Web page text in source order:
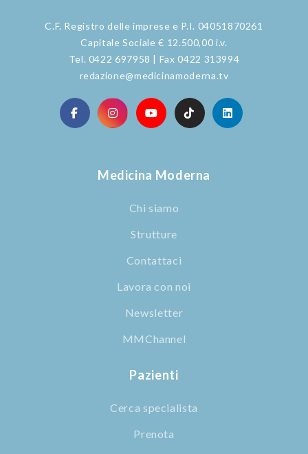
C.F. Registro delle imprese e P.I. 04051870261
Capitale Sociale € 12.500,00 i.v.
Tel. 0422 697958 | Fax 0422 313994
redazione@medicinamoderna.tv
Medicina Moderna
Chi siamo
Strutture
Contattaci
Lavora con noi
Newsletter
MMChannel
Pazienti
Cerca specialista
Prenota